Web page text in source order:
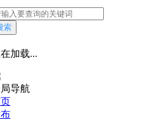
索
加载...
导航